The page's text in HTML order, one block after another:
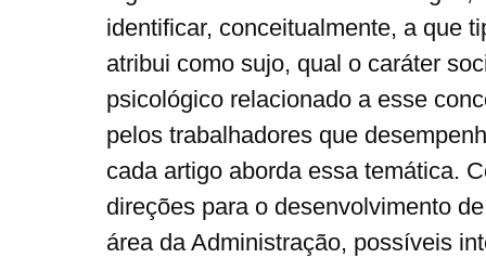
identificar, conceitualmente, a que
atribui como sujo, qual o caráter
psicológico relacionado a esse
pelos trabalhadores que
cada artigo aborda essa temática.
direções para o desenvolvimento
área da Administração, possíveis